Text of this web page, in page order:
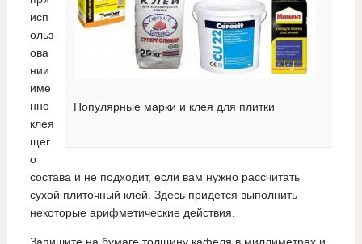
Популярные марки и клея для плитки
исп
ольз
ова
нии
име
нно
клея
щег
о
состава и не подходит, если вам нужно рассчитать
сухой плиточный клей. Здесь придется выполнить
некоторые арифметические действия.
Запишите на бумаге толщину кафеля в миллиметрах и